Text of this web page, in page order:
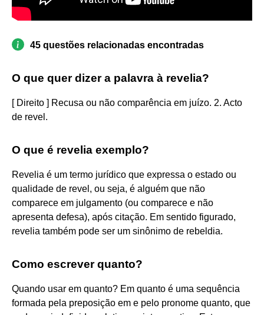
45 questões relacionadas encontradas
O que quer dizer a palavra à revelia?
[ Direito ] Recusa ou não comparência em juízo. 2. Acto
de revel.
O que é revelia exemplo?
Revelia é um termo jurídico que expressa o estado ou
qualidade de revel, ou seja, é alguém que não
comparece em julgamento (ou comparece e não
apresenta defesa), após citação. Em sentido figurado,
revelia também pode ser um sinônimo de rebeldia.
Como escrever quanto?
Quando usar em quanto? Em quanto é uma sequência
formada pela preposição em e pelo pronome quanto, que